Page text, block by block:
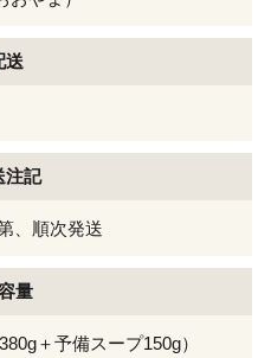
送
注記
、順次発送
量
＋予備スープ150g）